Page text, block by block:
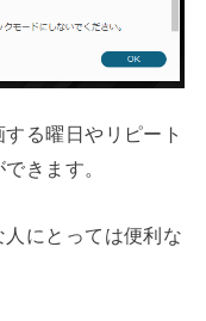
る曜日やリピート
きます。
にとっては便利な